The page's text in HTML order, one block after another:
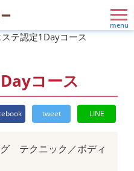
テ認定1Dayコース
コース
tweet LINE
グ テクニック／ボディ